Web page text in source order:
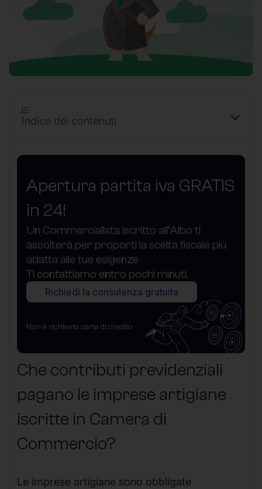
Apertura partita iva GRATIS
in 24!
Un Commercialista iscritto all’Albo ti
ascolterà per proporti la scelta fiscale più
adatta alle tue esigenze
Ti contattiamo entro pochi minuti.
Richiedi la consulenza gratuita
Non è richiesta carta di credito
Che contributi previdenziali
pagano le imprese artigiane
iscritte in Camera di
Commercio?
Le imprese artigiane sono obbligate
Indice dei contenuti